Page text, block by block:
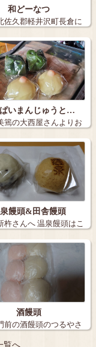
和どーなつ
佐久郡軽井沢町長倉に
井沢…
いまんじゅうと…
篶の大西屋さんよりお
んじ…
饅頭&田舎饅頭
杵さんへ 温泉饅頭はこ
…
酒饅頭
前の酒饅頭のつるやさ
…
覧へ